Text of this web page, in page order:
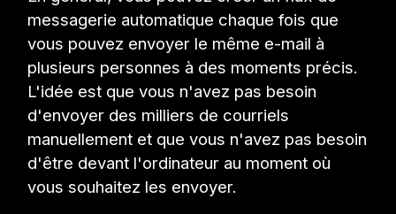
messagerie automatique chaque fois que
vous pouvez envoyer le même e-mail à
plusieurs personnes à des moments précis.
L'idée est que vous n'avez pas besoin
d'envoyer des milliers de courriels
manuellement et que vous n'avez pas besoin
d'être devant l'ordinateur au moment où
vous souhaitez les envoyer.